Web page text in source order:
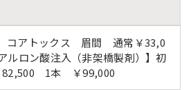
コアトックス 眉間 通常￥33,0
ロン酸注入（非架橋製剤）】初
82,500 1本 ￥99,000